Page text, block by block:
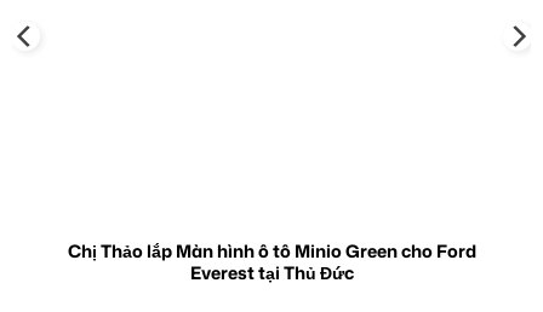
Chị Thảo lắp Màn hình ô tô Minio Green cho Ford
Everest tại Thủ Đức